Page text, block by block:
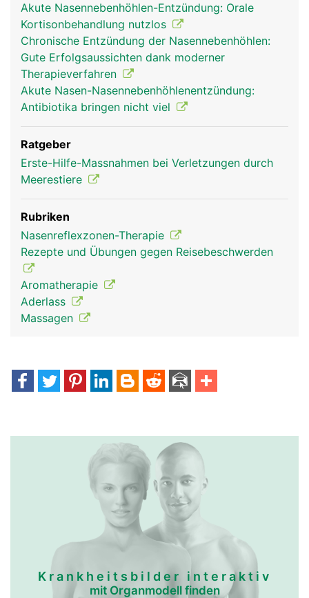
Akute Nasennebenhöhlen-Entzündung: Orale
Kortisonbehandlung nutzlos
Chronische Entzündung der Nasennebenhöhlen:
Gute Erfolgsaussichten dank moderner
Therapieverfahren
Akute Nasen-Nasennebenhöhlenentzündung:
Antibiotika bringen nicht viel
Ratgeber
Erste-Hilfe-Massnahmen bei Verletzungen durch
Meerestiere
Rubriken
Nasenreflexzonen-Therapie
Rezepte und Übungen gegen Reisebeschwerden
Aromatherapie
Aderlass
Massagen
Krankheitsbilder interaktiv
mit Organmodell finden